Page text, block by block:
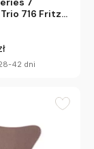
716 Fritz
42 dni